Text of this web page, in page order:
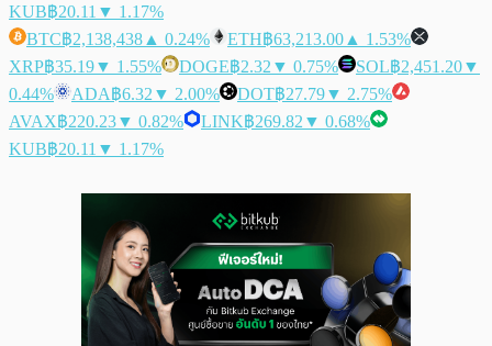
KUB฿20.11 ▼ 1.17%
BTC฿2,138,438 ▲ 0.24% ETH฿63,213.00 ▲ 1.53%
XRP฿35.19▼ 1.55% DOGE฿2.32 ▼ 0.75% SOL฿2,451.20▼
0.44%
ADA฿6.32 ▼ 2.00% DOT฿27.79▼ 2.75%
AVAX฿220.23▼ 0.82% LINK฿269.82 ▼ 0.68%
KUB฿20.11 ▼ 1.17%